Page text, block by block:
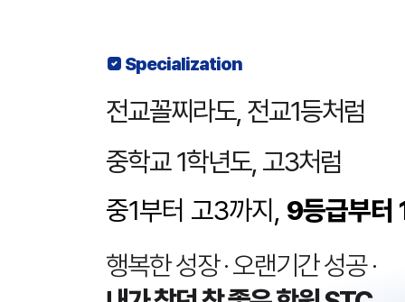
 Specialization
전교꼴찌라도, 전교1등처럼​
중학교 1학년도, 고3처럼​
중1부터 고3까지, 9등급부터
행복한 성장 · 오랜기간 성공 ·